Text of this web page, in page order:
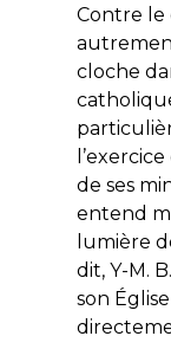
Contre le
cloche
de ses
entend
lumière
dit, Y-M.
son